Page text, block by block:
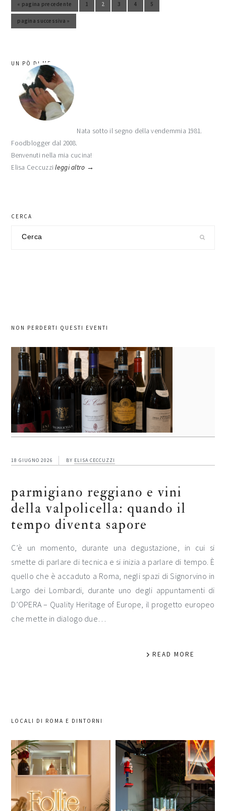
«
Vai alla
pagina precedente
Vai alla pagina
1
Vai alla pagina
2
Vai alla pagina
3
Vai alla pagina
4 5
Vai alla
pagina successiva »
barra
laterale
primaria
UN PÒ DI ME
Nata sotto il segno della vendemmia 1981.
Foodblogger dal 2008.
Benvenuti nella mia cucina!
Elisa Ceccuzzileggi altro →
CERCA
NON PERDERTI QUESTI EVENTI
18 GIUGNO 2026 BY ELISA CECCUZZI
parmigiano reggiano e vini
della valpolicella: quando il
tempo diventa sapore
C’è un momento, durante una degustazione, in cui si
smette di parlare di tecnica e si inizia a parlare di tempo. È
quello che è accaduto a Roma, negli spazi di Signorvino in
Largo dei Lombardi, durante uno degli appuntamenti di
D’OPERA – Quality Heritage of Europe, il progetto europeo
che mette in dialogo due…
READ MORE
LOCALI DI ROMA E DINTORNI